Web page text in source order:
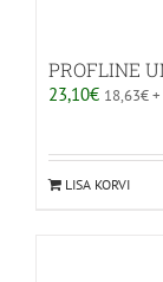
PROFLINE
23,10€ 18,63€
LISA KORVI